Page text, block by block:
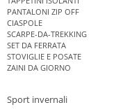
PANTALONI ZIP OFF
CIASPOLE
SCARPE-DA-TREKKING
SET DA FERRATA
STOVIGLIE E POSATE
ZAINI DA GIORNO
Sport invernali